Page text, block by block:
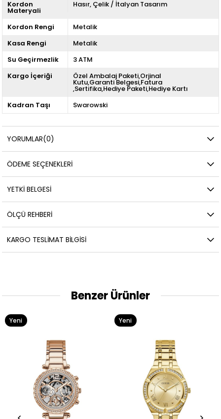
Kordon
Materyali
Hasır Çelik / İtalyan Tasarım
Kordon Rengi
Metalik
Kasa Rengi
Metalik
Su Geçirmezlik
3 ATM
Kargo İçeriği
Özel Ambalaj Paketi,Orjinal
Kutu,Garanti Belgesi,Fatura
,Sertifika,Hediye Paketi,Hediye Kartı
Kadran Taşı
Swarowski
YORUMLAR(0)
ÖDEME SEÇENEKLERI
YETKİ BELGESİ
ÖLÇÜ REHBERI
KARGO TESLIMAT BILGISI
Benzer Ürünler